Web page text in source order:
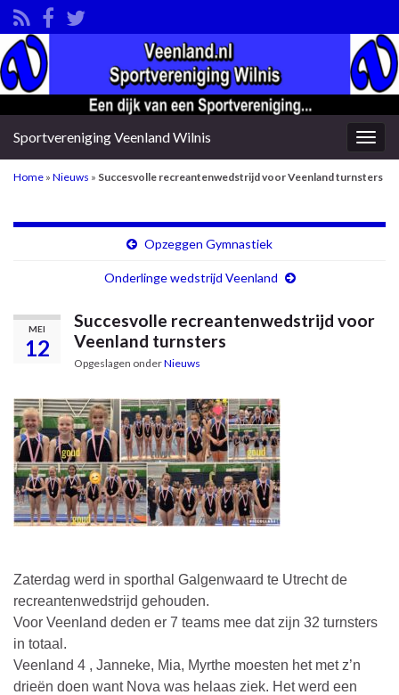
Sportvereniging Veenland Wilnis
Home » Nieuws » Succesvolle recreantenwedstrijd voor Veenland turnsters
Opzeggen Gymnastiek
Onderlinge wedstrijd Veenland
MEI
12
Succesvolle recreantenwedstrijd voor
Veenland turnsters
Opgeslagen onderNieuws
Zaterdag werd in sporthal Galgenwaard te Utrecht de
recreantenwedstrijd gehouden.
Voor Veenland deden er 7 teams mee dat zijn 32 turnsters
in totaal.
Veenland 4 , Janneke, Mia, Myrthe moesten het met z’n
drieën doen want Nova was helaas ziek. Het werd een